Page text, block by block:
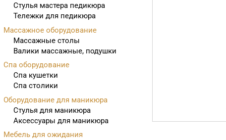
Стулья мастера педикюра
Тележки для педикюра
Массажное оборудование
Массажные столы
Валики массажные, подушки
Спа оборудование
Спа кушетки
Спа столики
Оборудование для маникюра
Стулья для маникюра
Аксессуары для маникюра
Мебель для ожидания